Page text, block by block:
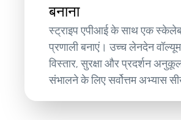
बनाना
स्ट्राइप एपीआई के साथ एक
प्रणाली बनाएं। उच्च लेनदेन
विस्तार, सुरक्षा और प्रदर्शन
संभालने के लिए सर्वोत्तम अभ्यास